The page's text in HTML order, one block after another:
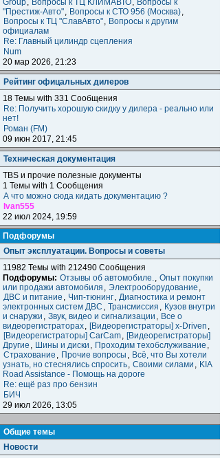
Group, Вопросы к ТЦ КЛИМАВТО, Вопросы к
"Престиж-Авто", Вопросы к СТО 956 (Москва),
Вопросы к ТЦ "СлавАвто", Вопросы к другим
официалам
Re: Главный цилиндр сцепления
Num
20 мар 2026, 21:23
Рейтинг офицальных дилеров
18 Темы with 331 Сообщения
Re: Получить хорошую скидку у дилера - реально или
нет!
Роман (FM)
09 июн 2017, 21:45
Техническая документация
TBS и прочие полезные документы
1 Темы with 1 Сообщения
А что можно сюда кидать документацию ?
Ivan555
22 июл 2024, 19:59
Подфорумы
Опыт эксплуатации. Вопросы и советы
11982 Темы with 212490 Сообщения
Подфорумы: Отзывы об автомобиле., Опыт покупки
или продажи автомобиля , Электрооборудование ,
ДВС и питание , Чип-тюнинг, Диагностика и ремонт
электронных систем ДВС , Трансмиссия , Кузов внутри
и снаружи , Звук, видео и сигнализации , Все о
видеорегистраторах, [Видеорегистраторы] x-Driven ,
[Видеорегистраторы] CarCam, [Видеорегистраторы]
Другие , Шины и диски , Проходим техобслуживание ,
Страхование , Прочие вопросы , Всё, что Вы хотели
узнать, но стеснялись спросить, Своими силами , KIA
Road Assistance - Помощь на дороге
Re: ещё раз про бензин
БИЧ
29 июл 2026, 13:05
Общие темы
Новости